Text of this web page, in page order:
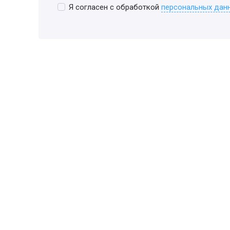
Я согласен с обработкойперсональных